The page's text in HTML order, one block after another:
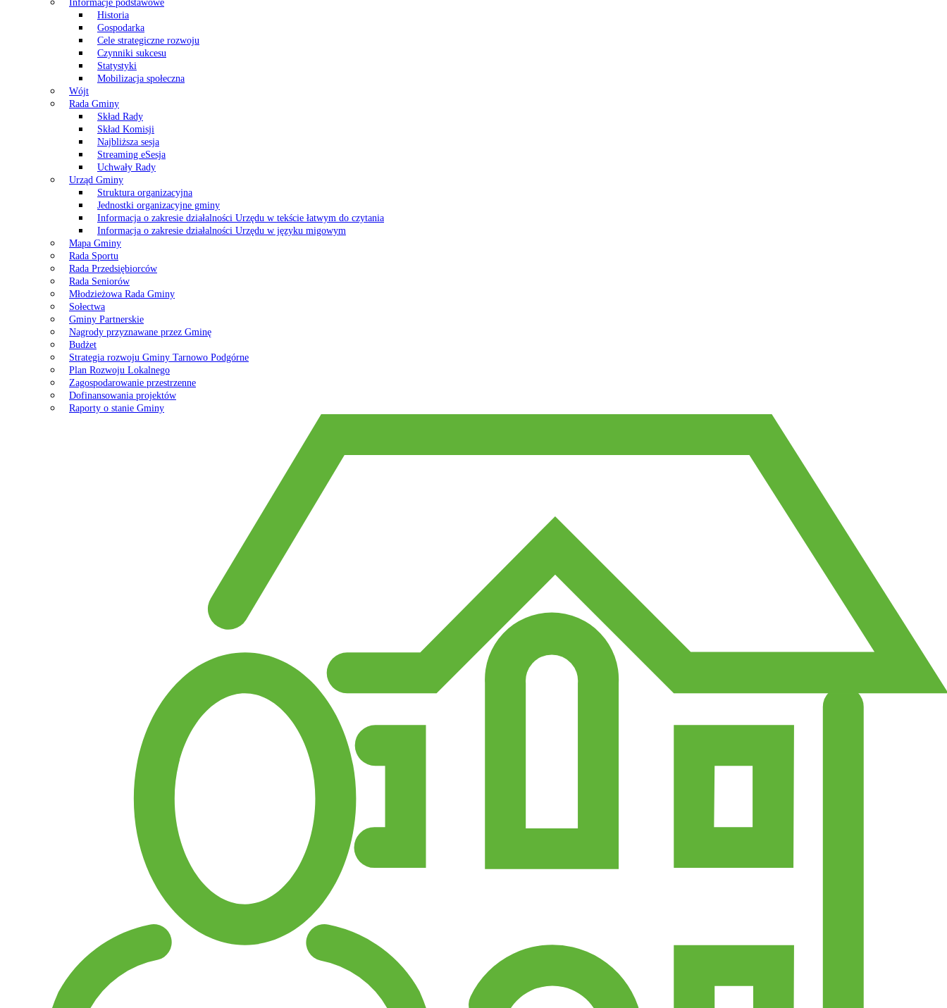
Informacje podstawowe
Historia
Gospodarka
Cele strategiczne rozwoju
Czynniki sukcesu
Statystyki
Mobilizacja społeczna
Wójt
Rada Gminy
Skład Rady
Skład Komisji
Najbliższa sesja
Streaming eSesja
Uchwały Rady
Urząd Gminy
Struktura organizacyjna
Jednostki organizacyjne gminy
Informacja o zakresie działalności Urzędu w tekście łatwym do czytania
Informacja o zakresie działalności Urzędu w języku migowym
Mapa Gminy
Rada Sportu
Rada Przedsiębiorców
Rada Seniorów
Młodzieżowa Rada Gminy
Sołectwa
Gminy Partnerskie
Nagrody przyznawane przez Gminę
Budżet
Strategia rozwoju Gminy Tarnowo Podgórne
Plan Rozwoju Lokalnego
Zagospodarowanie przestrzenne
Dofinansowania projektów
Raporty o stanie Gminy